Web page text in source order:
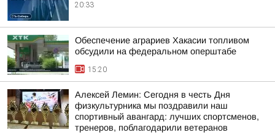
20:33
Обеспечение аграриев Хакасии топливом
обсудили на федеральном оперштабе
15:20
Алексей Лемин: Сегодня в честь Дня
физкультурника мы поздравили наш
спортивный авангард: лучших спортсменов,
тренеров, поблагодарили ветеранов